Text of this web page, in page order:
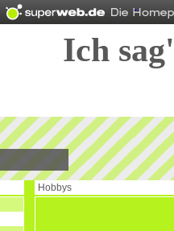
Ich
Hobbys